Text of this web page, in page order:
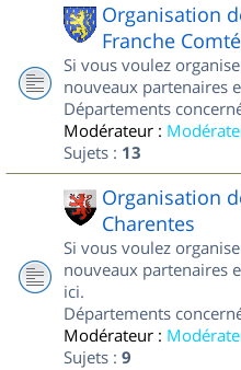
Organisation
Franche Comté
Si vous voulez
nouveaux partenaires
Départements
Modérateur :
Sujets : 13
Organisation
Charentes
Si vous voulez
nouveaux partenaires
ici.
Départements
Modérateur :
Sujets : 9